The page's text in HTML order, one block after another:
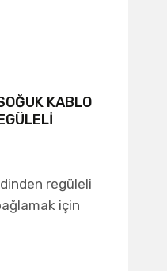
KABLO
regüleli
için